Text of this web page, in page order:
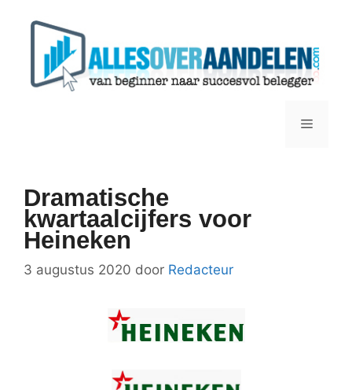
Menu
Dramatische
kwartaalcijfers voor
Heineken
3 augustus 2020 door Redacteur